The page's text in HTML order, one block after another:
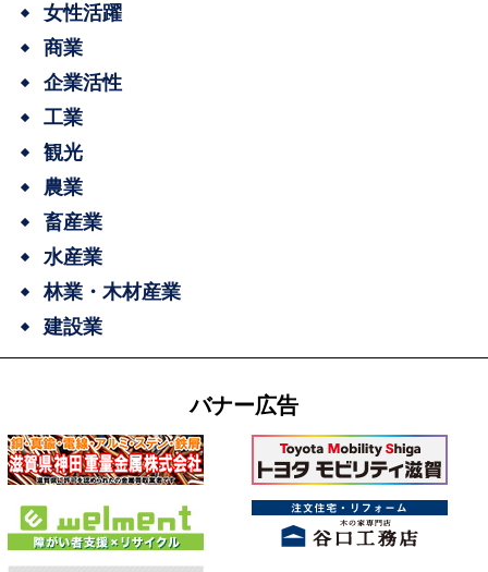
女性活躍
商業
企業活性
工業
観光
農業
畜産業
水産業
林業・木材産業
建設業
バナー広告